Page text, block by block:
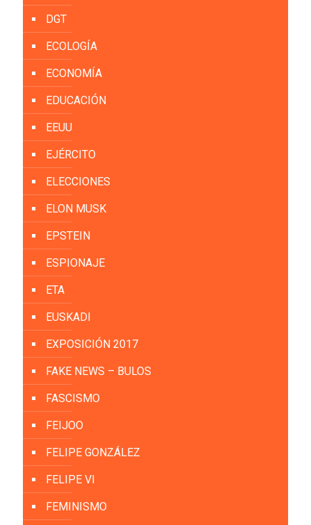
DGT
ECOLOGÍA
ECONOMÍA
EDUCACIÓN
EEUU
EJÉRCITO
ELECCIONES
ELON MUSK
EPSTEIN
ESPIONAJE
ETA
EUSKADI
EXPOSICIÓN 2017
FAKE NEWS – BULOS
FASCISMO
FEIJOO
FELIPE GONZÁLEZ
FELIPE VI
FEMINISMO